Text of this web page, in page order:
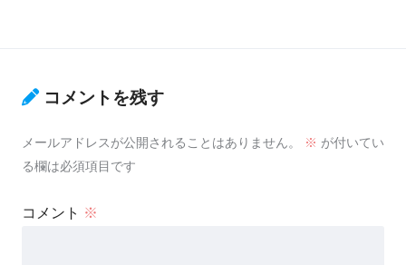
コメントを残す
メールアドレスが公開されることはありません。 ※ が付いてい
る欄は必須項目です
コメント ※